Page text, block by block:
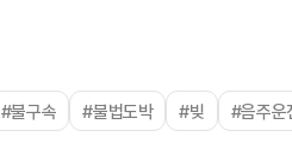
#불구속 #불법도박 #빚 #음주운